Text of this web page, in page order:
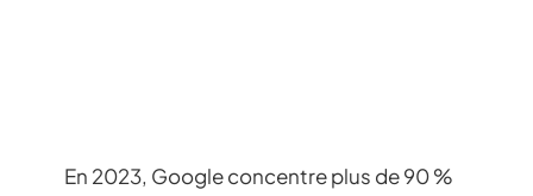
En 2023, Google concentre plus de 90 %